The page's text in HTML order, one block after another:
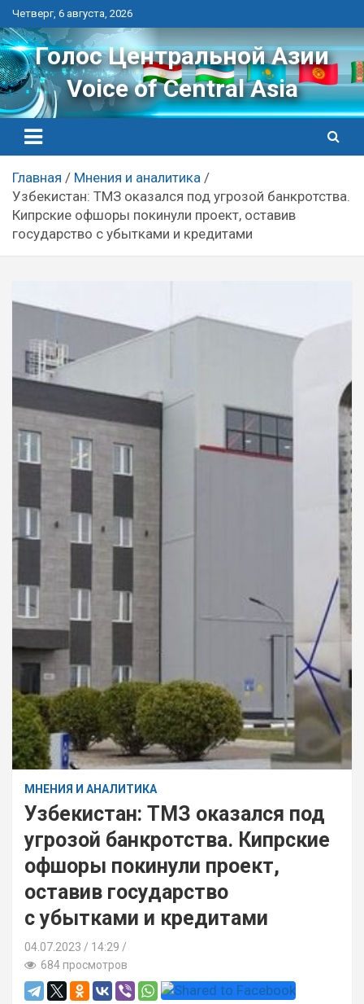
Перейти
к
контенту
Четверг, 6 августа, 2026
Голос Центральной Азии
Voice of Central Asia
Главная
Мнения и аналитика
Узбекистан: ТМЗ оказался под угрозой банкротства.
Кипрские офшоры покинули проект, оставив
государство с убытками и кредитами
МНЕНИЯ И АНАЛИТИКА
Узбекистан: ТМЗ оказался под
угрозой банкротства. Кипрские
офшоры покинули проект,
оставив государство
с убытками и кредитами
04.07.2023
14:29 /
684 просмотров